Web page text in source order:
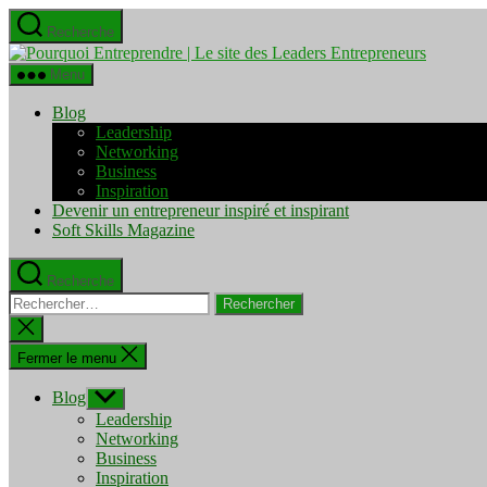
Aller
au
contenu
Recherche
Pourquoi
Menu
Blog
Leadership
Networking
Business
Inspiration
Devenir un entrepreneur inspiré et inspirant
Soft Skills Magazine
Recherche
Rechercher :
Fermer
la
recherche
Fermer le menu
Blog Afficher
le
sous-
menu
Leadership
Networking
Business
Inspiration